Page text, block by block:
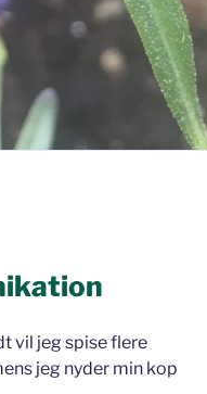
vil jeg spise flere
jeg nyder min kop